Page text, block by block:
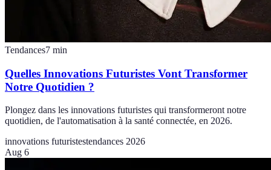
Tendances7 min
Quelles Innovations Futuristes Vont Transformer
Notre Quotidien ?
Plongez dans les innovations futuristes qui transformeront notre
quotidien, de l'automatisation à la santé connectée, en 2026.
innovations futuristestendances 2026
Aug 6